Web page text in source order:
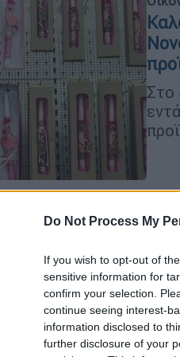
Do Not Process My
If you wish to opt-out of
sensitive information for
confirm your selection.
continue seeing interest-
information disclosed to
further disclosure of your
Στο
Οι